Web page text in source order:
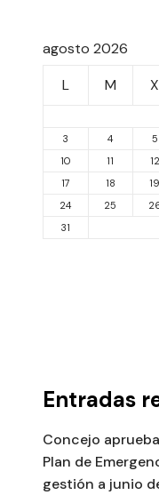
agosto 2026
L
M X
3
4 5
10
11 12
17
18 19
24
25
31
Entradas
Concejo
Plan de
gestión a junio